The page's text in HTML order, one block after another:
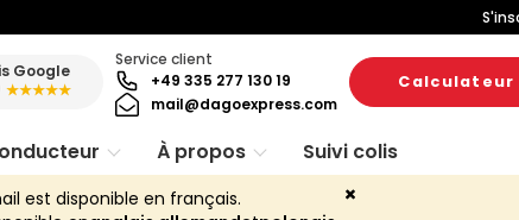
Google
★★★★★
Service client
+49 335 277 130 19
mail@dagoexpress.com
À propos Suivi colis
est disponible en français.